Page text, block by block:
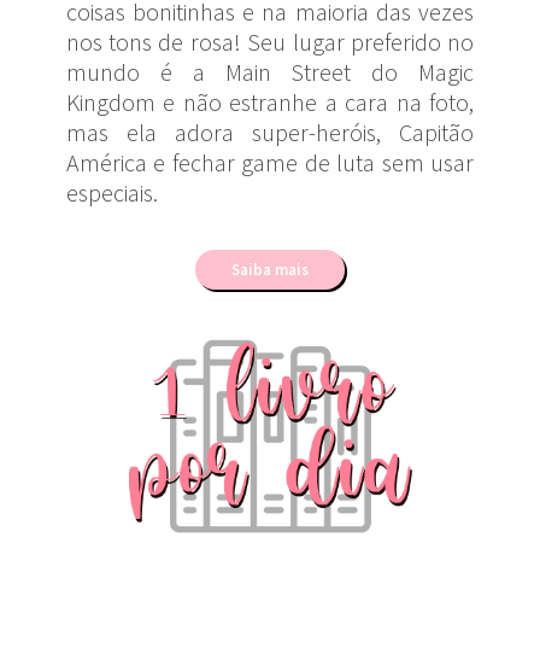
coisas bonitinhas e na maioria das vezes
nos tons de rosa! Seu lugar preferido no
mundo é a Main Street do Magic
Kingdom e não estranhe a cara na foto,
mas ela adora super-heróis, Capitão
América e fechar game de luta sem usar
especiais.
Saiba mais